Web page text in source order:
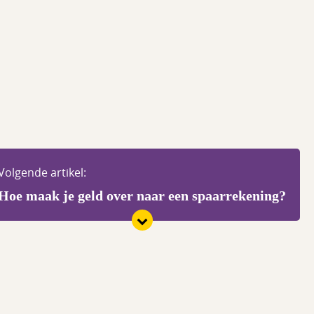
artikel:
maak je geld over naar een spaarrekening?